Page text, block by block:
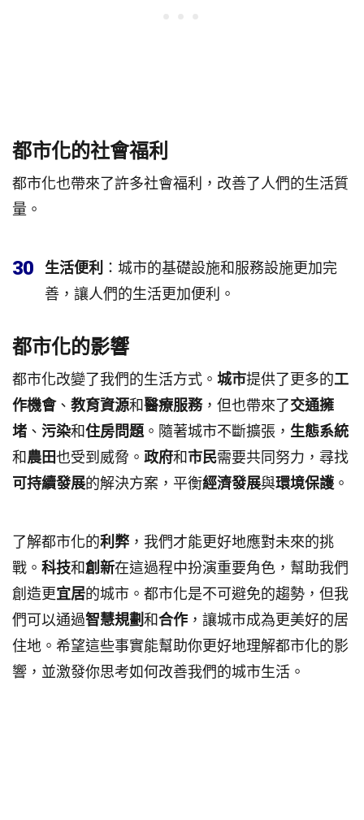
都市化的社會福利
都市化也帶來了許多社會福利，改善了人們的生活質
量。
30 生活便利 ：城市的基礎設施和服務設施更加完
善，讓人們的生活更加便利。
都市化的影響
都市化改變了我們的生活方式。 城市提供了更多的工
作機會、 教育資源和醫療服務，但也帶來了交通擁
堵 、 污染和住房問題 。隨著城市不斷擴張， 生態系統
和農田也受到威脅。 政府和市民需要共同努力，尋找
可持續發展的解決方案，平衡經濟發展與環境保護 。
了解都市化的利弊 ，我們才能更好地應對未來的挑
戰。 科技和創新在這過程中扮演重要角色，幫助我們
創造更宜居的城市。都市化是不可避免的趨勢，但我
們可以通過智慧規劃和合作 ，讓城市成為更美好的居
住地。希望這些事實能幫助你更好地理解都市化的影
響，並激發你思考如何改善我們的城市生活。